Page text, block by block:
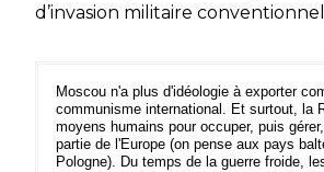
d’invasion militaire
Moscou n'a plus d'idéologie à exporter
communisme international. Et surtout, la
moyens humains pour occuper, puis
partie de l'Europe (on pense aux pays
Pologne). Du temps de la guerre froide,